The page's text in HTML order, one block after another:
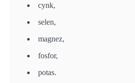
cynk,
selen,
magnez,
fosfor,
potas.